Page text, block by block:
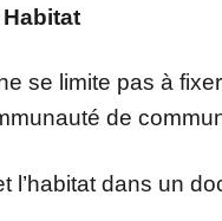
Habitat
se limite pas à
de
l’habitat dans un